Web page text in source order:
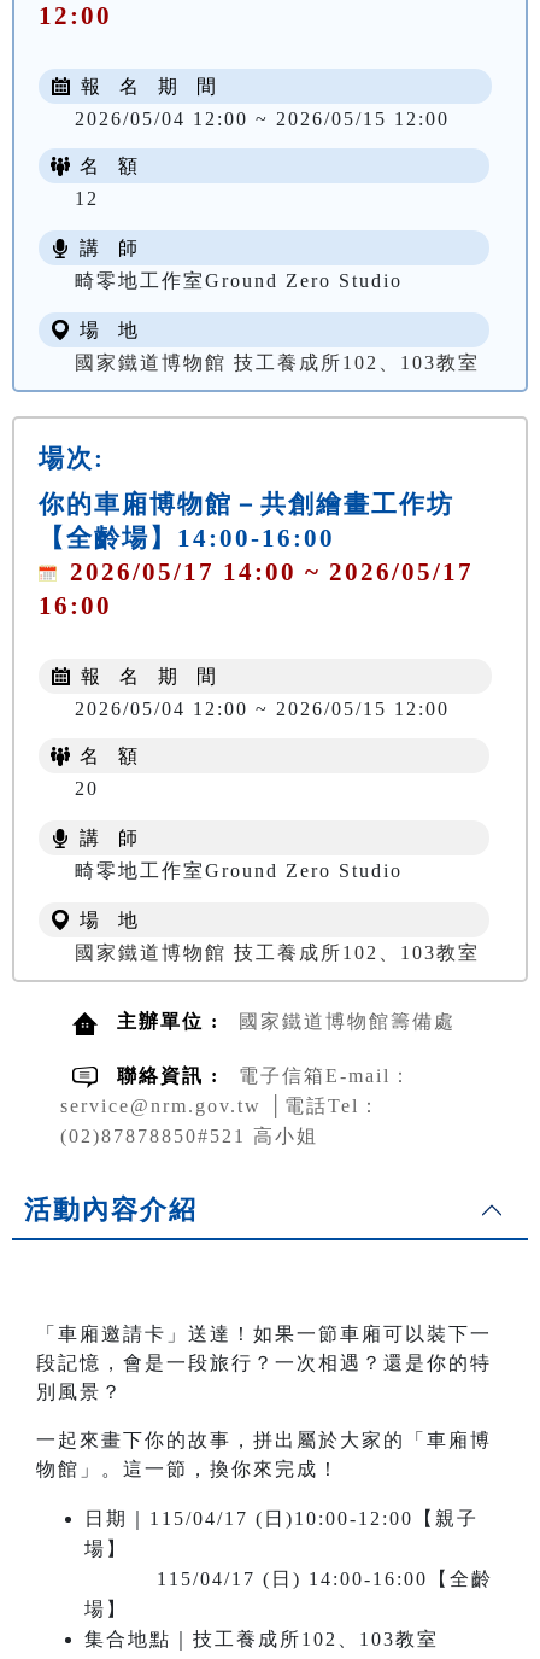
12:00
報 名 期 間
2026/05/04 12:00 ~ 2026/05/15 12:00
名 額
12
講 師
畸零地工作室Ground Zero Studio
場 地
國家鐵道博物館 技工養成所102、103教室
場次:
你的車廂博物館－共創繪畫工作坊
【全齡場】14:00-16:00
2026/05/17 14:00 ~ 2026/05/17
16:00
報 名 期 間
2026/05/04 12:00 ~ 2026/05/15 12:00
名 額
20
講 師
畸零地工作室Ground Zero Studio
場 地
國家鐵道博物館 技工養成所102、103教室
主辦單位 : 國家鐵道博物館籌備處
聯絡資訊 :
電子信箱E-mail：
service@nrm.gov.tw │電話Tel：
(02)87878850#521 高小姐
活動內容介紹
「車廂邀請卡」送達！如果一節車廂可以裝下一
段記憶，會是一段旅行？一次相遇？還是你的特
別風景？
一起來畫下你的故事，拼出屬於大家的「車廂博
物館」。這一節，換你來完成！
日期｜115/04/17 (日)10:00-12:00【親子
場】
115/04/17 (日) 14:00-16:00【全齡
場】
集合地點｜技工養成所102、103教室